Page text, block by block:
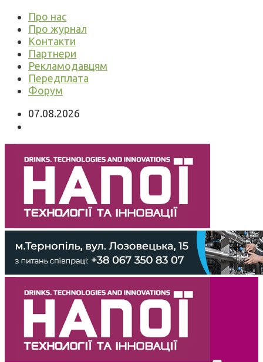
Про нас
Про журнал
Контакти
Партнери
Рекламодавцям
Передплата
Форум
07.08.2026